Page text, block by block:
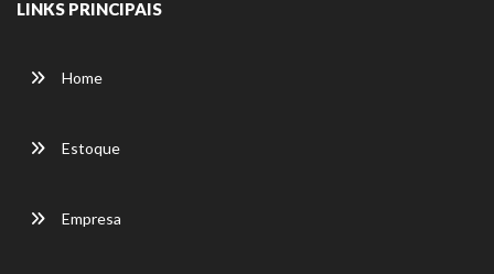
LINKS PRINCIPAIS
Home
Estoque
Empresa